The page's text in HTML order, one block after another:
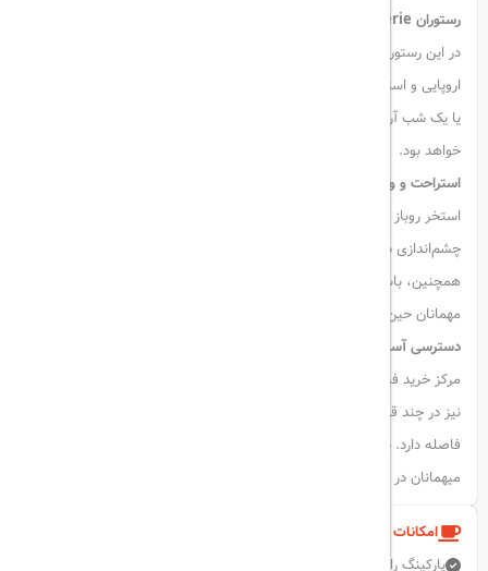
رستوران Long Hill Brasserie – طعمی متفاوت در فضایی آرام:
در این رستوران می‌توانید از نان‌های تازه پخته‌شده روزانه، غذاهای دریایی
اروپایی و استیک‌های باکیفیت لذت ببرید. این مکان دنج برای یک ناهار کاری
یا یک شب آرام با نوشیدنی‌های خاص و غذای سبک در تراس، انتخابی عالی
خواهد بود.
استراحت و ورزش در پشت‌بام:
استخر روباز پشت‌بام با اندازه‌ای در حدود نیمی از یک استخر المپیکی و
چشم‌اندازی دیدنی از افق شهر، مکان مناسبی برای شنا و استراحت است.
همچنین، باشگاه ورزشی مدرن هتل مجهز به دستگاه‌های پیشرفته است تا
مهمانان حین ورزش از منظره‌ی زنده‌ی بندرگاه‌های الجداف لذت ببرند.
دسترسی آسان به نقاط کلیدی شهر:
فاصله دارد. پارکینگ رایگان و خدمات پارک‌بان نیز برای آسایش بیشتر
میهمانان در نظر گرفته شده است
امکانات و خدمات هتل
پارکینگ رایگان